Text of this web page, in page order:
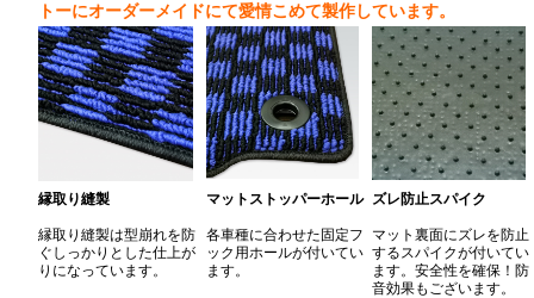
トーにオーダーメイドにて愛情こめて製作しています。
縁取り縫製
縁取り縫製は型崩れを防
ぐしっかりとした仕上が
りになっています。
マットストッパーホール
各車種に合わせた固定フ
ック用ホールが付いてい
ます。
ズレ防止スパイク
マット裏面にズレを防止
するスパイクが付いてい
ます。安全性を確保！防
音効果もございます。